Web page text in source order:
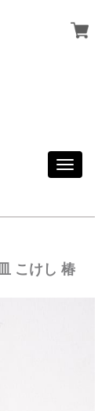
Toggle
こけし 椿